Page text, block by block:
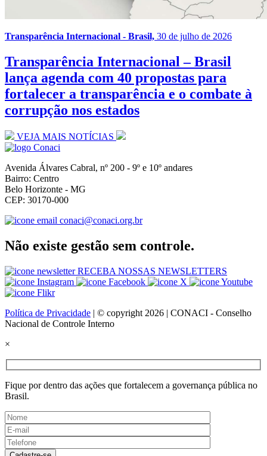
Transparência Internacional - Brasil, 30 de julho de 2026
Transparência Internacional – Brasil
lança agenda com 40 propostas para
fortalecer a transparência e o combate à
corrupção nos estados
VEJA MAIS NOTÍCIAS
Avenida Álvares Cabral, nº 200 - 9º e 10º andares
Bairro: Centro
Belo Horizonte - MG
CEP: 30170-000
conaci@conaci.org.br
Não existe gestão sem controle.
RECEBA NOSSAS NEWSLETTERS
Política de Privacidade | © copyright 2026 | CONACI - Conselho
Nacional de Controle Interno
×
Fique por dentro das ações que fortalecem a governança pública no
Brasil.